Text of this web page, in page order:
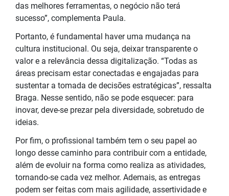
das melhores ferramentas, o negócio não terá
sucesso”, complementa Paula.
Portanto, é fundamental haver uma mudança na
cultura institucional. Ou seja, deixar transparente o
valor e a relevância dessa digitalização. “Todas as
áreas precisam estar conectadas e engajadas para
sustentar a tomada de decisões estratégicas”, ressalta
Braga. Nesse sentido, não se pode esquecer: para
inovar, deve-se prezar pela diversidade, sobretudo de
ideias.
Por fim, o profissional também tem o seu papel ao
longo desse caminho para contribuir com a entidade,
além de evoluir na forma como realiza as atividades,
tornando-se cada vez melhor. Ademais, as entregas
podem ser feitas com mais agilidade, assertividade e